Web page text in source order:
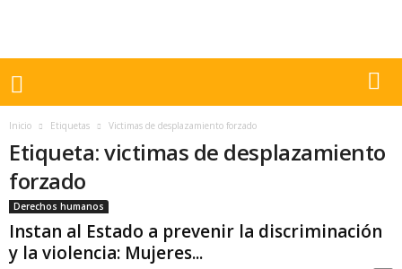
Inicio Etiquetas Victimas de desplazamiento forzado
Etiqueta: victimas de desplazamiento
forzado
Derechos humanos
Instan al Estado a prevenir la discriminación
y la violencia: Mujeres...